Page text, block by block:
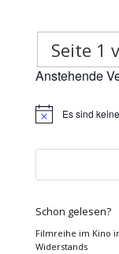
Seite 1
Anstehende
HinweisEs sind
Schon gelesen?
Filmreihe im Kino
Widerstands